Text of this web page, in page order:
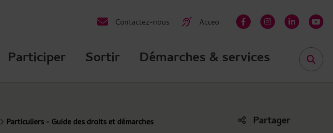
Contactez-nous Acceo facebook-finstagramlinkedin-in
Participer Sortir Démarches & services
Particuliers - Guide des droits et démarches Partager
Liste des liens de partage